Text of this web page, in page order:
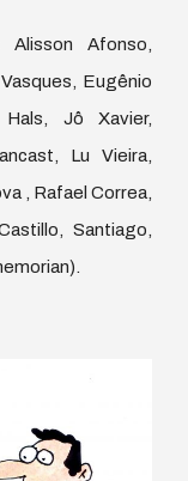
Afonso,
Eugênio
Jô Xavier,
Lu Vieira,
, Rafael Correa,
Santiago,